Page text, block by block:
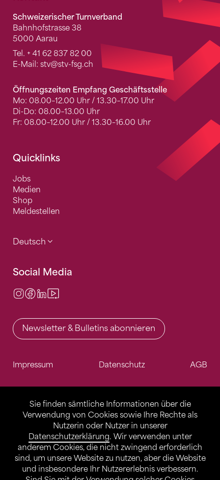
Sie finden sämtliche Informationen über die
Verwendung von Cookies sowie Ihre Rechte als
Nutzerin oder Nutzer in unserer
Datenschutzerklärung. Wir verwenden unter
anderem Cookies, die nicht zwingend erforderlich
sind, um unsere Website zu nutzen, aber die Website
und insbesondere Ihr Nutzererlebnis verbessern.
Schweizerischer Turnverband
Bahnhofstrasse 38
5000 Aarau
Tel. + 41 62 837 82 00
E-Mail: stv@stv-fsg.ch
Öffnungszeiten Empfang Geschäftsstelle
Mo: 08.00–12.00 Uhr / 13.30–17.00 Uhr
Di-Do: 08.00–13.00 Uhr
Fr: 08.00–12.00 Uhr / 13.30–16.00 Uhr
Quicklinks
Jobs
Medien
Shop
Meldestellen
Deutsch
Social Media
Instagram
Facebook
LinkedIn
Newsletter & Bulletins abonnieren
Impressum Datenschutz AGB